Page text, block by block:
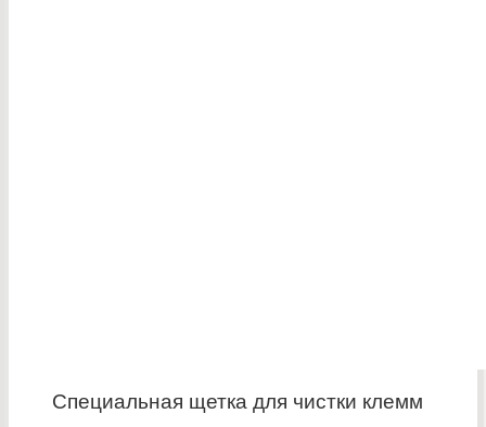
Специальная щетка для чистки клемм